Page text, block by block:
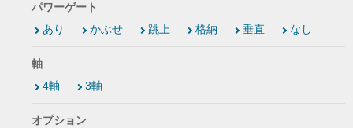
パワーゲート
あり
かぶせ 跳上 格納 垂直 なし
軸
4軸
3軸
オプション